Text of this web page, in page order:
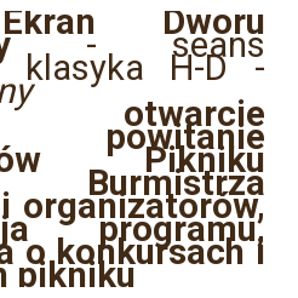
Dworu
- seans
klasyka H-D -
otwarcie
powitanie
Pikniku
organizatorów,
programu,
o konkursach i
pikniku